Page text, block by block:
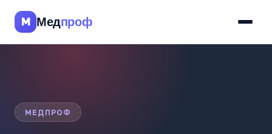
M Медпроф
МЕДПРОФ